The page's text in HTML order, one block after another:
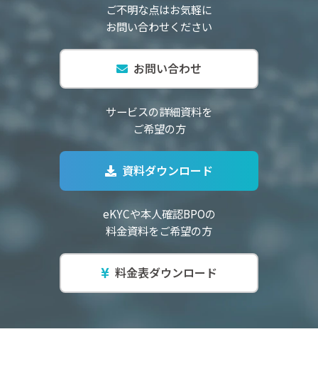
ご不明な点はお気軽に
お問い合わせください
お問い合わせ
サービスの詳細資料を
ご希望の方
資料ダウンロード
eKYCや本人確認BPOの
料金資料をご希望の方
料金表ダウンロード